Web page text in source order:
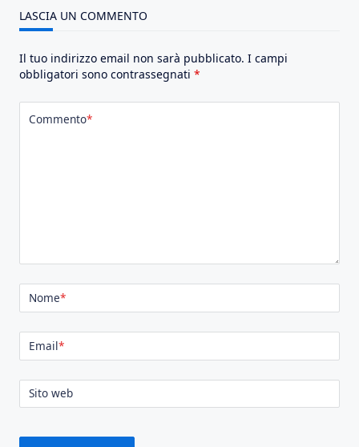
LASCIA UN COMMENTO
Il tuo indirizzo email non sarà pubblicato. I campi
obbligatori sono contrassegnati *
Commento*
Nome*
Email*
Sito web